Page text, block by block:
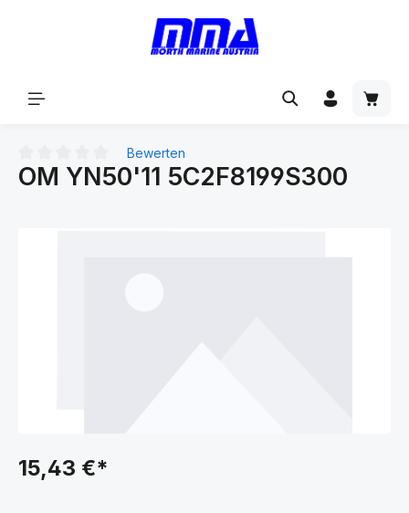
Durchschnittliche Bewertung von 0 von 5 Sternen
Bewerten
OM YN50'11 5C2F8199S300
15,43 €*